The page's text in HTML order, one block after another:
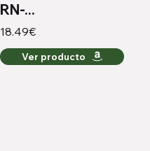
RN-...
18.49€
Ver producto